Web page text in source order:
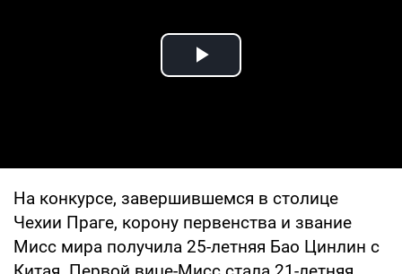
Play Video
На конкурсе, завершившемся в столице
Чехии Праге, корону первенства и звание
Мисс мира получила 25-летняя Бао Цинлин с